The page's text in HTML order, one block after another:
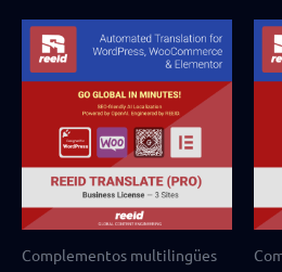
Complementos multilingües